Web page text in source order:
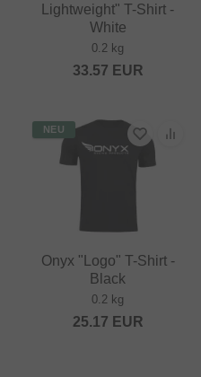
Lightweight" T-Shirt -
White
0.2 kg
33.57 EUR
NEU
Onyx "Logo" T-Shirt -
Black
0.2 kg
25.17 EUR